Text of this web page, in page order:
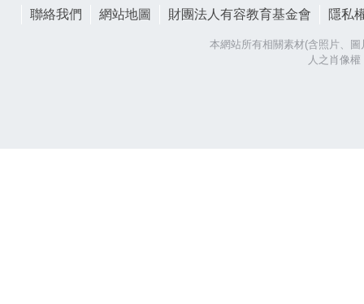
聯絡我們 網站地圖 財團法人有容教育基金會 隱私
本網站所有相關素材(含照片、
人之肖像